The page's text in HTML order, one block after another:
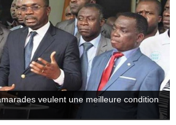
veulent une meilleure condition